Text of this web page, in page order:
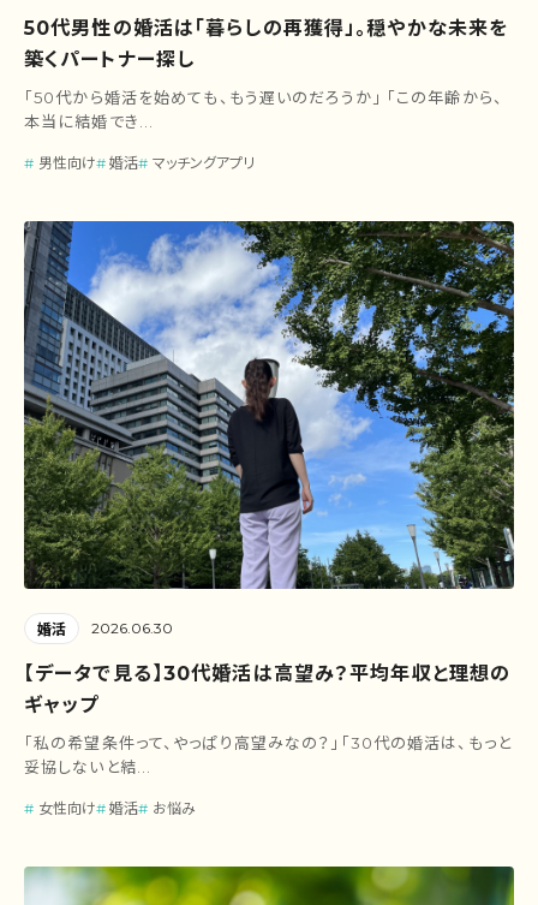
50代男性の婚活は「暮らしの再獲得」。穏やかな未来を
築くパートナー探し
「50代から婚活を始めても、もう遅いのだろうか」 「この年齢から、
本当に結婚でき...
男性向け 婚活 マッチングアプリ
婚活 2026.06.30
【データで見る】30代婚活は高望み？平均年収と理想の
ギャップ
「私の希望条件って、やっぱり高望みなの？」「30代の婚活は、もっと
妥協しないと結...
女性向け 婚活 お悩み